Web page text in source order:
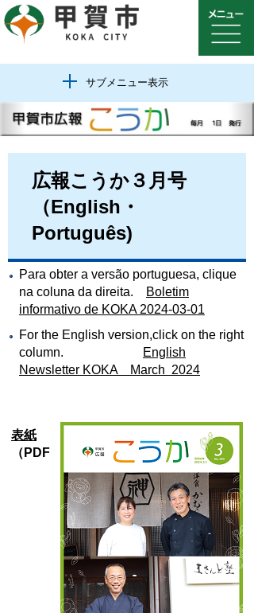
サブメニュー表示
広報こうか３月号
（English・
Português)
Para obter a versão portuguesa, clique
na coluna da direita.
Boletim
informativo de KOKA 2024-03-01
For the English version,click on the right
column.
English
Newsletter KOKA March 2024
表紙
（PDF